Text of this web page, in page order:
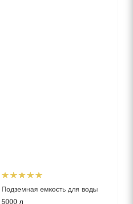
Подземная емкость для воды
5000 л